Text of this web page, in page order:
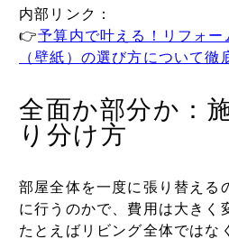
内部リンク：
👉予算内で叶える！リフォー
（壁紙）の選び方について徹
全面か部分か：
り分け方
部屋全体を一度に張り替える
に行うのかで、費用は大きく
たとえばリビング全体ではな